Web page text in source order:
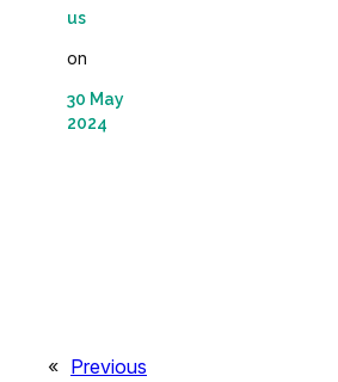
us
on
30 May
2024
« Previous